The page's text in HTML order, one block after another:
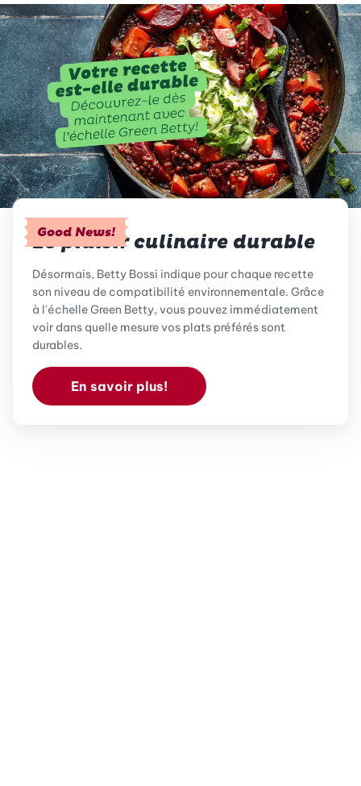
Good News!
Le plaisir culinaire durable
Désormais, Betty Bossi indique pour chaque recette
son niveau de compatibilité environnementale. Grâce
à l'échelle Green Betty, vous pouvez immédiatement
voir dans quelle mesure vos plats préférés sont
durables.
En savoir plus!